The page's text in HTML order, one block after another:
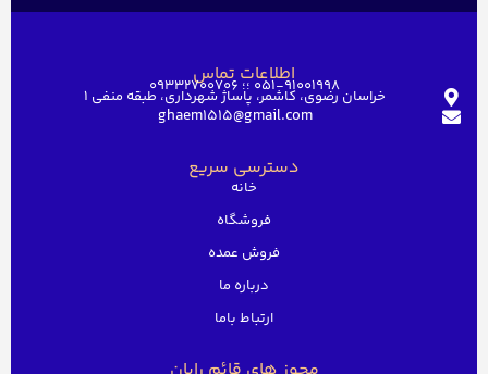
اطلاعات تماس051-91001998 ؛؛ 09332700706
خراسان رضوی، کاشمر، پاساژ شهرداری، طبقه منفی ۱
ghaem1515@gmail.com
دسترسی سریع
خانه
فروشگاه
فروش عمده
درباره ما
ارتباط باما